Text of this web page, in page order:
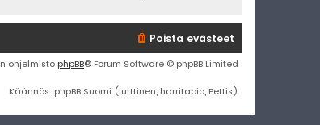
Poista evästeet
ohjelmisto phpBB® Forum Software © phpBB Limited
Käännös: phpBB Suomi (lurttinen, harritapio, Pettis)